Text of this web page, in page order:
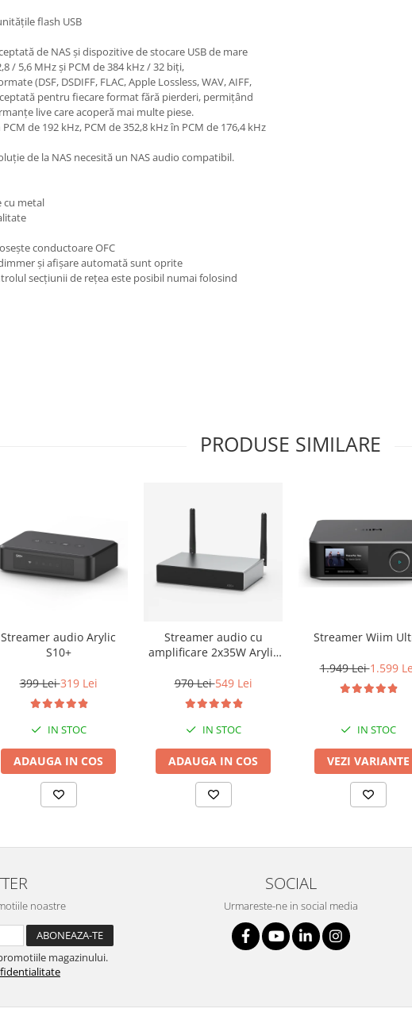
flash USB
de NAS și dispozitive de stocare USB de mare
/ 5,6 MHz și PCM de 384 kHz / 32 biți,
(DSF, DSDIFF, FLAC, Apple Lossless, WAV, AIFF,
pentru fiecare format fără pierderi, permițând
live care acoperă mai multe piese.
de 192 kHz, PCM de 352,8 kHz în PCM de 176,4 kHz
de la NAS necesită un NAS audio compatibil.
cu metal
conductoare OFC
și afișare automată sunt oprite
secțiunii de rețea este posibil numai folosind
PRODUSE SIMILARE
Streamer audio Arylic
S10+
399 Lei319 Lei
IN STOC
ADAUGA IN COS
Streamer audio cu
amplificare 2x35W Arylic
/Bluetooth, 24bit/192kHz,
Multiroom
970 Lei549 Lei
IN STOC
ADAUGA IN COS
Streamer Wiim
1.949 Lei1.599
IN STOC
VEZI VARIANTE
noastre
magazinului.
SOCIAL
Urmareste-ne in social media